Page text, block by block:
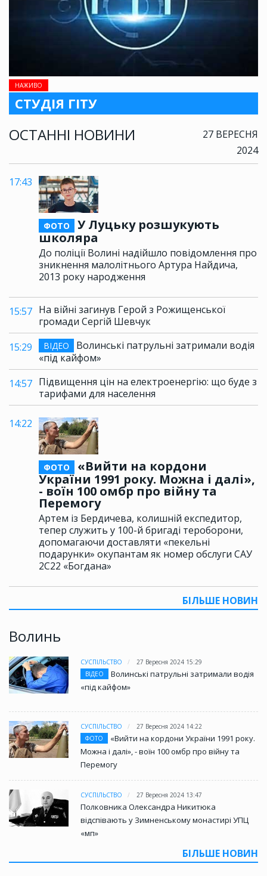
НАЖИВО
СТУДІЯ ГІТУ
ОСТАННІ НОВИНИ
27 ВЕРЕСНЯ
2024
17:43
ФОТО
У Луцьку розшукують
школяра
До поліції Волині надійшло повідомлення про
зникнення малолітнього Артура Найдича,
2013 року народження
15:57 На війні загинув Герой з Рожищенської
громади Сергій Шевчук
15:29
ВІДЕО
Волинські патрульні затримали водія
«під кайфом»
14:57 Підвищення цін на електроенергію: що буде з
тарифами для населення
14:22
ФОТО
«Вийти на кордони
України 1991 року. Можна і далі»,
- воїн 100 омбр про війну та
Перемогу
Артем із Бердичева, колишній експедитор,
тепер служить у 100-й бригаді тероборони,
допомагаючи доставляти «пекельні
подарунки» окупантам як номер обслуги САУ
2С22 «Богдана»
БІЛЬШЕ НОВИН
Волинь
СУСПІЛЬСТВО
27 Вересня 2024 15:29
ВІДЕО
Волинські патрульні затримали водія
«під кайфом»
СУСПІЛЬСТВО
27 Вересня 2024 14:22
ФОТО
«Вийти на кордони України 1991 року.
Можна і далі», - воїн 100 омбр про війну та
Перемогу
СУСПІЛЬСТВО 27 Вересня 2024 13:47
Полковника Олександра Никитюка
відспівають у Зимненському монастирі УПЦ
«мп»
БІЛЬШЕ НОВИН